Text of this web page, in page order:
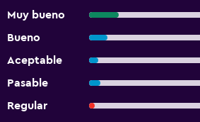
Muy bueno
Bueno
Aceptable
Pasable
Regular